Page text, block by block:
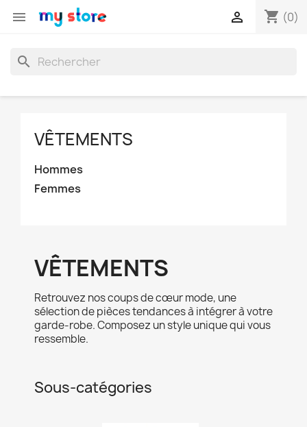
 shopping_cart (0)

search
VÊTEMENTS
Hommes
Femmes
VÊTEMENTS
Retrouvez nos coups de cœur mode, une
sélection de pièces tendances à intégrer à votre
garde-robe. Composez un style unique qui vous
ressemble.
Sous-catégories